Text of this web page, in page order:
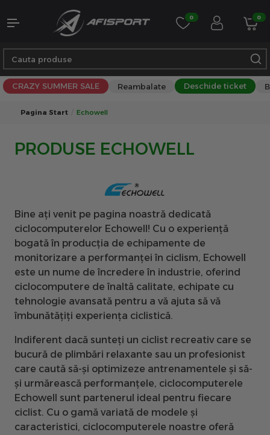
0 0
CRAZY SUMMER SALE Reambalate Deschide ticket
Pagina Start Echowell
PRODUSE ECHOWELL
Bine ați venit pe pagina noastră dedicată
ciclocomputerelor Echowell! Cu o experiență
bogată în producția de echipamente de
monitorizare a performanței în ciclism, Echowell
este un nume de încredere în industrie, oferind
ciclocomputere de înaltă calitate, echipate cu
tehnologie avansată pentru a vă ajuta să vă
îmbunătățiți experiența ciclistică.
Indiferent dacă sunteți un ciclist recreativ care se
bucură de plimbări relaxante sau un profesionist
care caută să-și optimizeze antrenamentele și să-
și urmărească performanțele, ciclocomputerele
Echowell sunt partenerul ideal pentru fiecare
ciclist. Cu o gamă variată de modele și
caracteristici, ciclocomputerele noastre oferă